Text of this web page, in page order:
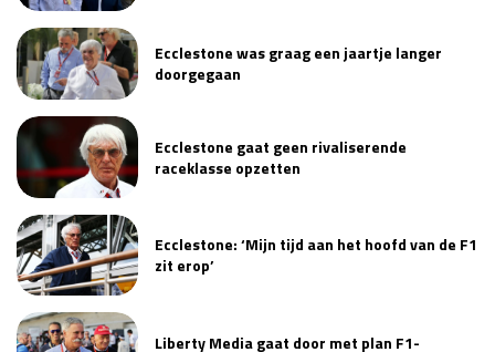
Ecclestone was graag een jaartje langer
doorgegaan
Ecclestone gaat geen rivaliserende
raceklasse opzetten
Ecclestone: ‘Mijn tijd aan het hoofd van de F1
zit erop’
Liberty Media gaat door met plan F1-